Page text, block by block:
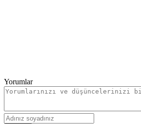
Yorumlar